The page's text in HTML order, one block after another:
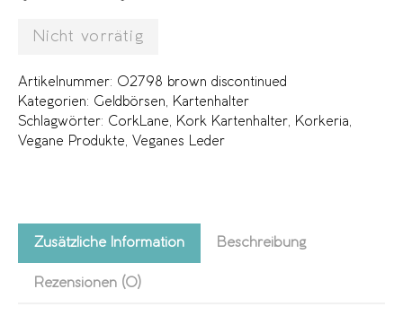
Nicht vorrätig
Artikelnummer: 02798 brown discontinued
Kategorien: Geldbörsen, Kartenhalter
Schlagwörter: CorkLane, Kork Kartenhalter, Korkeria,
Vegane Produkte, Veganes Leder
Zusätzliche Information Beschreibung
Rezensionen (0)